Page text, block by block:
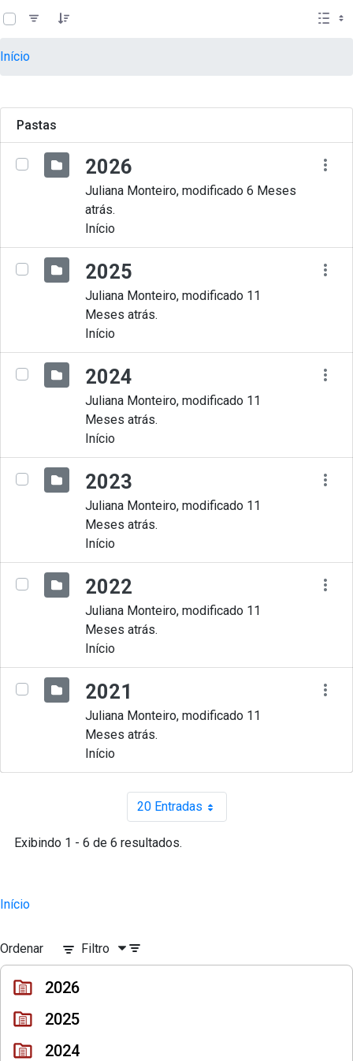
Pular para o Conteúdo principal
teste descricao
Início
Pastas
2026
Juliana Monteiro, modificado 6 Meses
atrás.
Início
2025
Juliana Monteiro, modificado 11
Meses atrás.
Início
2024
Juliana Monteiro, modificado 11
Meses atrás.
Início
2023
Juliana Monteiro, modificado 11
Meses atrás.
Início
2022
Juliana Monteiro, modificado 11
Meses atrás.
Início
2021
Juliana Monteiro, modificado 11
Meses atrás.
Início
20 EntradasPor página
Exibindo 1 - 6 de 6 resultados.
Início
Ordenar Filtro
2026
2025
2024